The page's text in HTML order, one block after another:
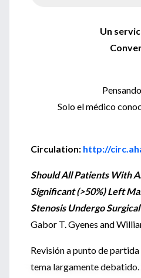
Un
Solo el médico
Circulation: http://
Should All Patients With
Significant (>50%) Left
Stenosis Undergo
Gabor T. Gyenes and
Revisión a punto de
tema largamente